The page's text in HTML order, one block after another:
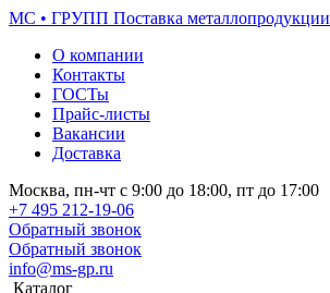
МС • ГРУПП Поставка металлопродукции
О компании
Контакты
ГОСТы
Прайс-листы
Вакансии
Доставка
Москва, пн-чт с 9:00 до 18:00, пт до 17:00
+7 495 212-19-06
Обратный звонок
Обратный звонок
info@ms-gp.ru
Каталог